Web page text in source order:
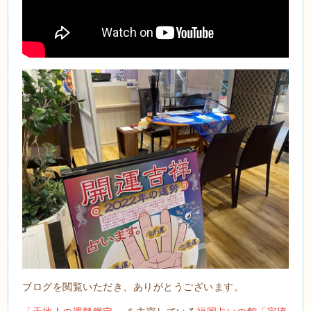
ブログを閲覧いただき、ありがとうございます。